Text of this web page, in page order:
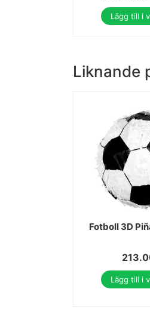
Lägg till i
Liknande
Fotboll 3D
Lägg till i